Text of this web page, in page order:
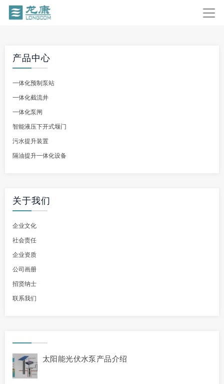
产品中心
一体化预制泵站
一体化截流井
一体化泵闸
智能液压下开式堰门
污水提升装置
隔油提升一体化设备
关于我们
企业文化
社会责任
企业资质
公司画册
招贤纳士
联系我们
太阳能光伏水泵产品介绍